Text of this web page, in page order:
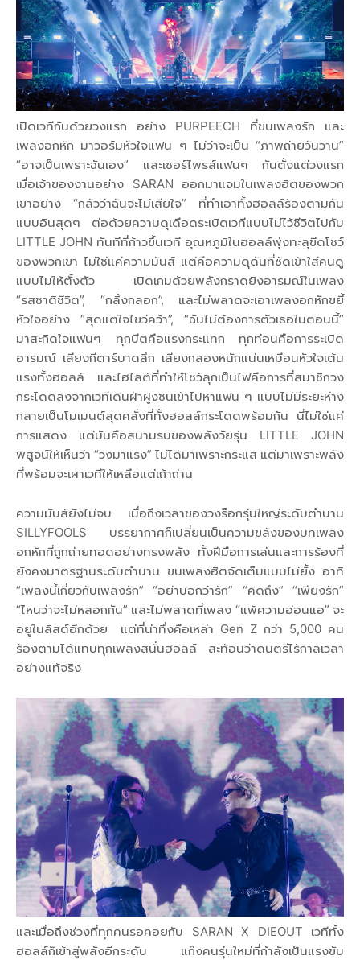
เปิดเวทีกันด้วยวงแรก อย่าง PURPEECH ที่ขนเพลงรัก และ
เพลงอกหัก มาวอร์มหัวใจแฟน ๆ ไม่ว่าจะเป็น “ภาพถ่ายวันวาน”
“อาจเป็นเพราะฉันเอง” และเซอร์ไพรส์แฟนๆ กันตั้งแต่วงแรก
เมื่อเจ้าของงานอย่าง SARAN ออกมาแจมในเพลงฮิตของพวก
เขาอย่าง “กลัวว่าฉันจะไม่เสียใจ” ที่ทำเอาทั้งฮอลล์ร้องตามกัน
แบบอินสุดๆ ต่อด้วยความดุเดือดระเบิดเวทีแบบไม่ไว้ชีวิตไปกับ
LITTLE JOHN ทันทีที่ก้าวขึ้นเวที อุณหภูมิในฮอลล์พุ่งทะลุขีดโชว์
ของพวกเขา ไม่ใช่แค่ความมันส์ แต่คือความดุดันที่ซัดเข้าใส่คนดู
แบบไม่ให้ตั้งตัว เปิดเกมด้วยพลังกราดยิงอารมณ์ในเพลง
“รสชาติชีวิต”, “กลิ้งกลอก”, และไม่พลาดจะเอาเพลงอกหักขยี้
หัวใจอย่าง “สุดแต่ใจไขว่คว้า”, “ฉันไม่ต้องการตัวเธอในตอนนี้”
มาสะกิดใจแฟนๆ ทุกบีตคือแรงกระแทก ทุกท่อนคือการระเบิด
อารมณ์ เสียงกีตาร์บาดลึก เสียงกลองหนักแน่นเหมือนหัวใจเต้น
แรงทั้งฮอลล์ และไฮไลต์ที่ทำให้โชว์ลุกเป็นไฟคือการที่สมาชิกวง
กระโดดลงจากเวทีเดินฝ่าฝูงชนเข้าไปหาแฟน ๆ แบบไม่มีระยะห่าง
กลายเป็นโมเมนต์สุดคลั่งที่ทั้งฮอลล์กระโดดพร้อมกัน นี่ไม่ใช่แค่
การแสดง แต่มันคือสนามรบของพลังวัยรุ่น LITTLE JOHN
พิสูจน์ให้เห็นว่า “วงมาแรง” ไม่ได้มาเพราะกระแส แต่มาเพราะพลัง
ที่พร้อมจะเผาเวทีให้เหลือแต่เถ้าถ่าน
ความมันส์ยังไม่จบ เมื่อถึงเวลาของวงร็อกรุ่นใหญ่ระดับตำนาน
SILLYFOOLS บรรยากาศก็เปลี่ยนเป็นความขลังของบทเพลง
อกหักที่ถูกถ่ายทอดอย่างทรงพลัง ทั้งฝีมือการเล่นและการร้องที่
ยังคงมาตรฐานระดับตำนาน ขนเพลงฮิตจัดเต็มแบบไม่ยั้ง อาทิ
“เพลงนี้เกี่ยวกับเพลงรัก” “อย่าบอกว่ารัก” “คิดถึง” “เพียงรัก”
“ไหนว่าจะไม่หลอกกัน” และไม่พลาดที่เพลง “แพ้ความอ่อนแอ” จะ
อยู่ในลิสต์อีกด้วย แต่ที่น่าทึ่งคือเหล่า Gen Z กว่า 5,000 คน
ร้องตามได้แทบทุกเพลงสนั่นฮอลล์ สะท้อนว่าดนตรีไร้กาลเวลา
อย่างแท้จริง
และเมื่อถึงช่วงที่ทุกคนรอคอยกับ SARAN X DIEOUT เวทีทั้ง
ฮอลล์ก็เข้าสู่พลังอีกระดับ แก๊งคนรุ่นใหม่ที่กำลังเป็นแรงขับ